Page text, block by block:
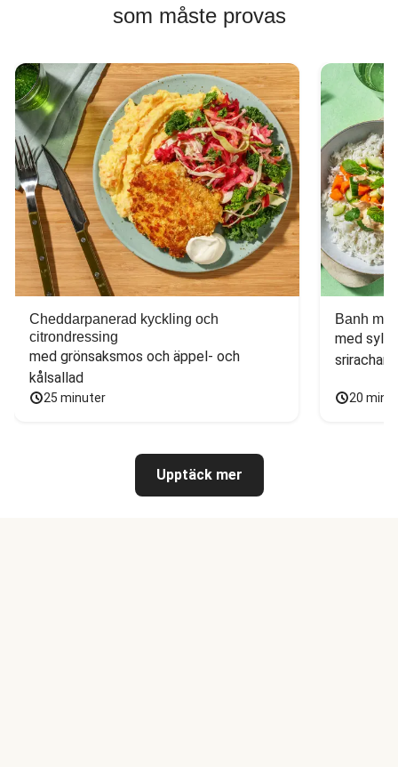
som måste provas
Cheddarpanerad kyckling och
citrondressing
med grönsaksmos och äppel- och
kålsallad
25 minuter
Banh mi-
med
20
Upptäck mer